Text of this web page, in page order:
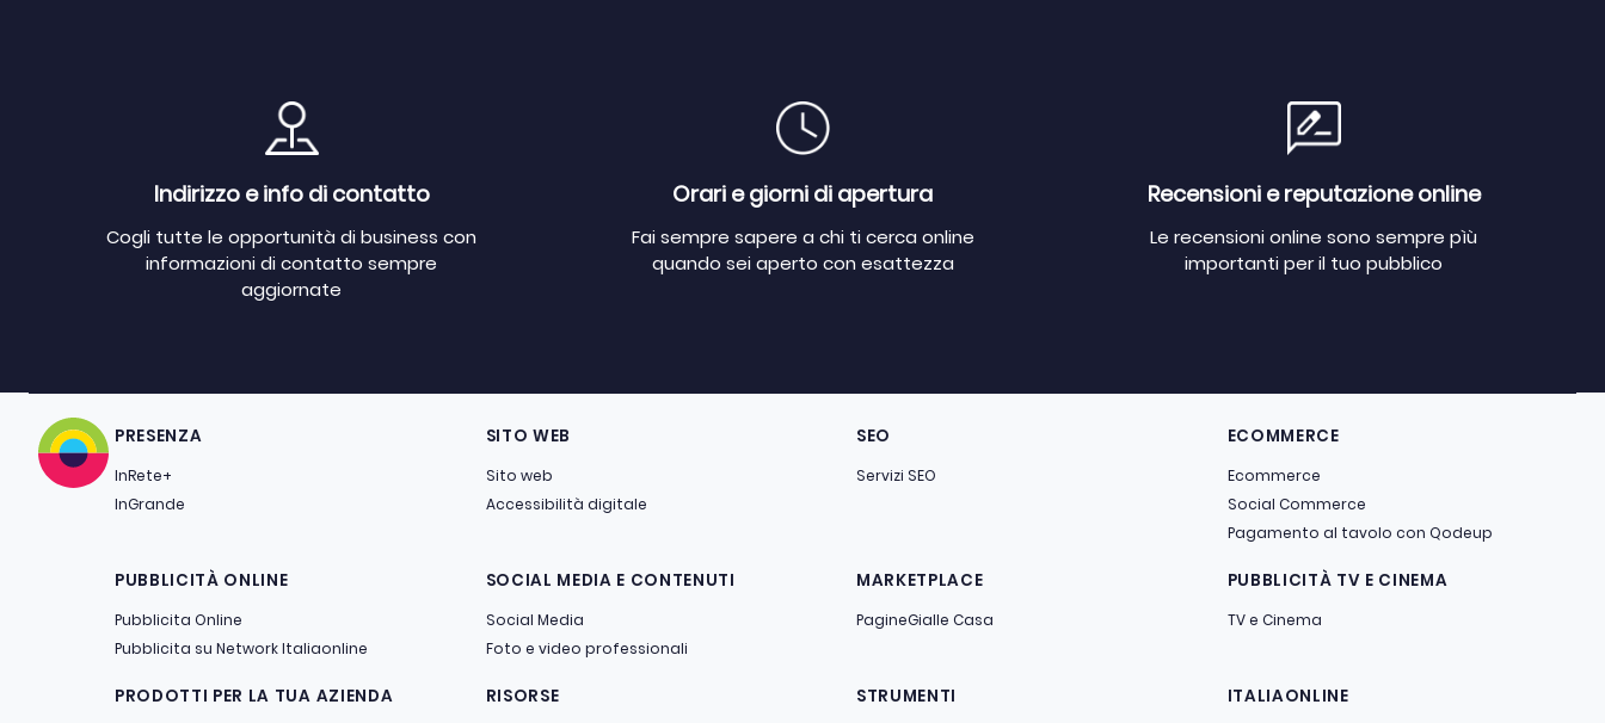
Indirizzo e info di contatto
Cogli tutte le opportunità di business con
informazioni di contatto sempre
aggiornate
Orari e giorni di apertura
Fai sempre sapere a chi ti cerca online
quando sei aperto con esattezza
Recensioni e reputazione online
Le recensioni online sono sempre pìù
importanti per il tuo pubblico
PRESENZA
InRete+
InGrande
SITO WEB
Sito web
Accessibilità digitale
SEO
Servizi SEO
ECOMMERCE
Ecommerce
Social Commerce
Pagamento al tavolo con Qodeup
PUBBLICITÀ ONLINE
Pubblicita Online
Pubblicita su Network Italiaonline
SOCIAL MEDIA E CONTENUTI
Social Media
Foto e video professionali
MARKETPLACE
PagineGialle Casa
PUBBLICITÀ TV E CINEMA
TV e Cinema
PRODOTTI PER LA TUA AZIENDA RISORSE STRUMENTI ITALIAONLINE